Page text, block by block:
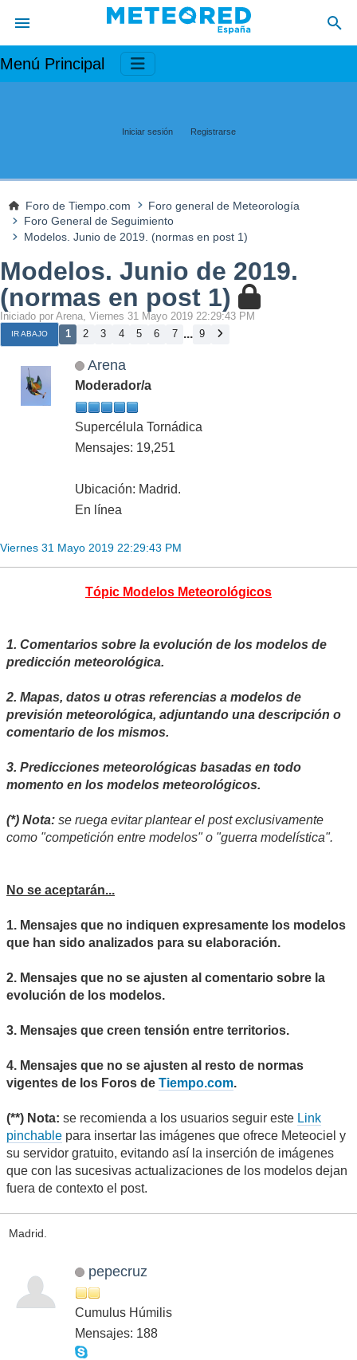
Menú Principal
Iniciar sesión Registrarse
Foro de Tiempo.com
Foro general de Meteorología
Foro General de Seguimiento
Modelos. Junio de 2019. (normas en post 1)
Modelos. Junio de 2019.
(normas en post 1)
Iniciado por Arena, Viernes 31 Mayo 2019 22:29:43 PM
IR ABAJO 1 2 3 4 5 6 7 ... 9
Arena
Moderador/a
Supercélula Tornádica
Mensajes: 19,251
Ubicación: Madrid.
En línea
Viernes 31 Mayo 2019 22:29:43 PM
Tópic Modelos Meteorológicos
1. Comentarios sobre la evolución de los modelos de
predicción meteorológica.
2. Mapas, datos u otras referencias a modelos de
previsión meteorológica, adjuntando una descripción o
comentario de los mismos.
3. Predicciones meteorológicas basadas en todo
momento en los modelos meteorológicos.
(*) Nota: se ruega evitar plantear el post exclusivamente
como "competición entre modelos" o "guerra modelística".
No se aceptarán...
1. Mensajes que no indiquen expresamente los modelos
que han sido analizados para su elaboración.
2. Mensajes que no se ajusten al comentario sobre la
evolución de los modelos.
3. Mensajes que creen tensión entre territorios.
4. Mensajes que no se ajusten al resto de normas
vigentes de los Foros de Tiempo.com.
(**) Nota: se recomienda a los usuarios seguir este Link
pinchable para insertar las imágenes que ofrece Meteociel y
su servidor gratuito, evitando así la inserción de imágenes
que con las sucesivas actualizaciones de los modelos dejan
fuera de contexto el post.
Madrid.
pepecruz
Cumulus Húmilis
Mensajes: 188